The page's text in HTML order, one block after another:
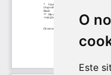
O
Este